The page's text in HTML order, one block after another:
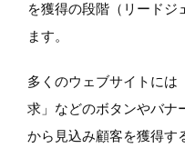
を獲得の段階（リードジ
ます。
多くのウェブサイトには
求」などのボタンやバナ
から見込み顧客を獲得す